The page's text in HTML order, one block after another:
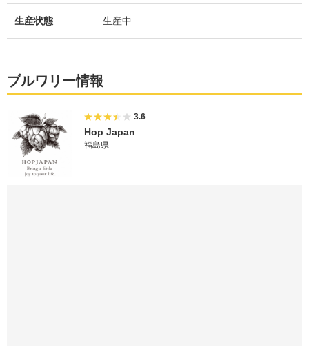
生産状態 生産中
ブルワリー情報
3.6
Hop Japan
福島県